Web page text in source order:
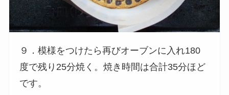
９．模様をつけたら再びオーブンに入れ180
度で残り25分焼く。焼き時間は合計35分ほど
です。